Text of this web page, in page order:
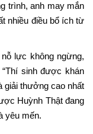
trình, anh may mắn
nhiều điều bổ ích từ
lực không ngừng,
sinh được khán
giải thưởng cao nhất
Huỳnh Thật đang
yêu mến.